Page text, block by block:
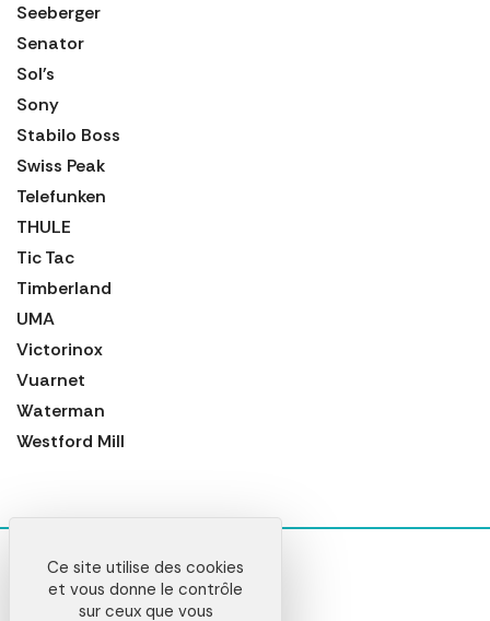
Seeberger
Senator
Sol's
Sony
Stabilo Boss
Swiss Peak
Telefunken
THULE
Tic Tac
Timberland
UMA
Victorinox
Vuarnet
Waterman
Westford Mill
Ce site utilise des cookies
et vous donne le contrôle
sur ceux que vous